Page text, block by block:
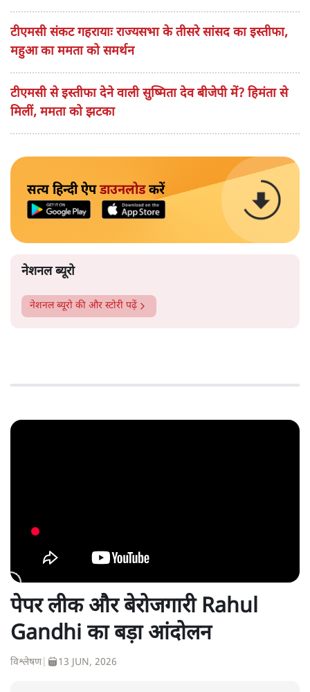
टीएमसी संकट गहरायाः राज्यसभा के तीसरे सांसद का इस्तीफा,
महुआ का ममता को समर्थन
टीएमसी से इस्तीफा देने वाली सुष्मिता देव बीजेपी में? हिमंता से
मिलीं, ममता को झटका
सत्य हिन्दी ऐपडाउनलोडकरें
नेशनल ब्यूरो
नेशनल ब्यूरो की और स्टोरी पढ़ें
पेपर लीक और बेरोजगारी Rahul
Gandhi का बड़ा आंदोलन
विश्लेषण| 13 JUN, 2026